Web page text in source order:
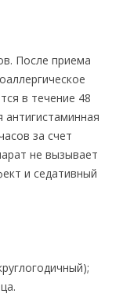
После приема
в течение 48
антигистаминная
за счет
не вызывает
и седативный